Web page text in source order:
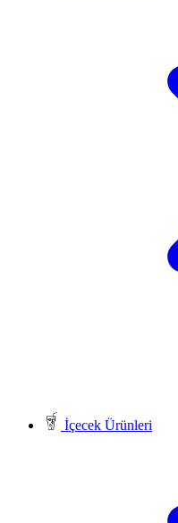
İçecek Ürünleri